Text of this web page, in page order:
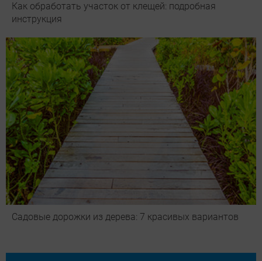
Как обработать участок от клещей: подробная
инструкция
Садовые дорожки из дерева: 7 красивых вариантов